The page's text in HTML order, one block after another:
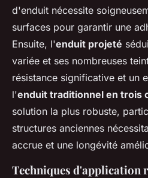
d'enduit nécessite
surfaces pour garantir une
Ensuite, l'enduit projeté
variée et ses nombreuses
résistance significative et un
l'enduit traditionnel en trois
solution la plus robuste,
structures anciennes
accrue et une longévité
Techniques d'application